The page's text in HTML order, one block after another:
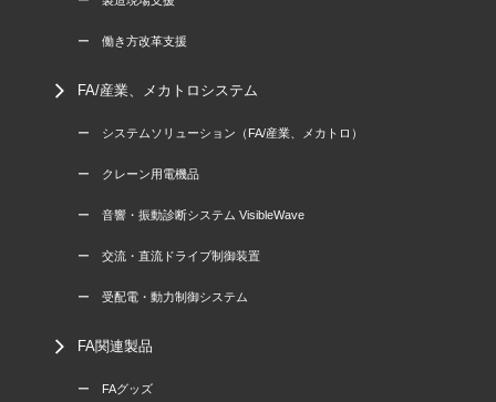
ー 働き方改革支援
FA/産業、メカトロシステム
ー システムソリューション（FA/産業、メカトロ）
ー クレーン用電機品
ー 音響・振動診断システム VisibleWave
ー 交流・直流ドライブ制御装置
ー 受配電・動力制御システム
FA関連製品
ー FAグッズ